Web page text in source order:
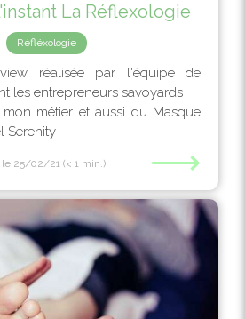
La Réflexologie
Réfléxologie
réalisée par l'équipe de
les entrepreneurs savoyards
métier et aussi du Masque
Serenity
le 25/02/21 (< 1 min.) ⟶